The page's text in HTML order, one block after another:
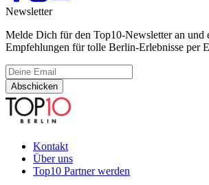
Newsletter
Melde Dich für den Top10-Newsletter an und
Empfehlungen für tolle Berlin-Erlebnisse per
Abschicken
Kontakt
Über uns
Top10 Partner werden